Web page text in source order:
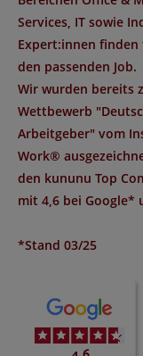
Services, IT sowie
Expert:innen finden
den passenden Job.
Wir wurden bereits
Wettbewerb "
Arbeitgeber" vom
Work®
den kununu Top
mit 4,6 bei Google*
*Stand 03/25